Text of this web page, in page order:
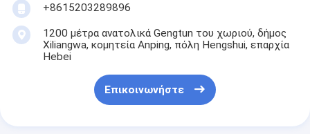
+8615203289896
1200 μέτρα ανατολικά Gengtun του χωριού, δήμος
Xiliangwa, κομητεία Anping, πόλη Hengshui, επαρχία
Hebei
Επικοινωνήστε